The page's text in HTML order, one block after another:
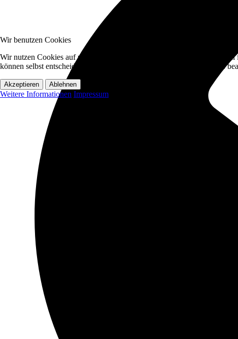
Wir benutzen Cookies
Wir nutzen Cookies auf unserer Website. Einige von ihnen sind
können selbst entscheiden, ob Sie die Cookies zulassen möchten. Bitte
Akzeptieren Ablehnen
Weitere Informationen Impressum